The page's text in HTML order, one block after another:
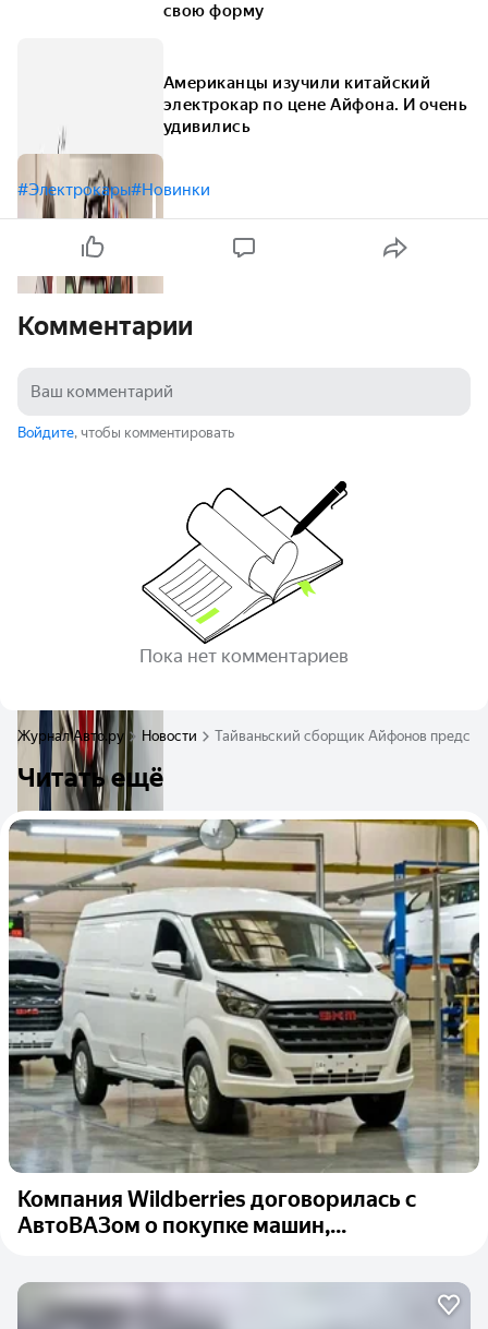
свою форму
Американцы изучили китайский
электрокар по цене Айфона. И очень
удивились
#Электрокары#Новинки
Комментарии
Войдите, чтобы комментировать
Пока нет комментариев
Журнал Авто.ру Новости Тайваньский сборщик Айфонов
Читать ещё
Компания Wildberries договорилась с
АвтоВАЗом о покупке машин,...